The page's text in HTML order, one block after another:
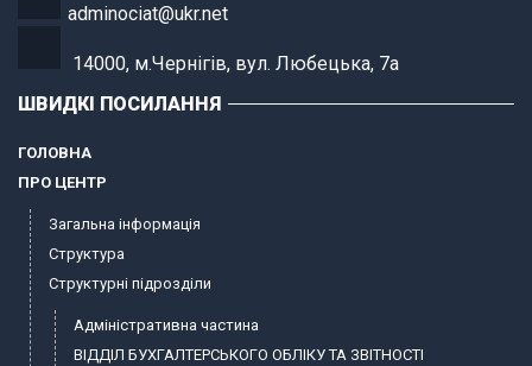
adminociat@ukr.net
14000, м.Чернігів, вул. Любецька, 7а
ШВИДКІ ПОСИЛАННЯ
ГОЛОВНА
ПРО ЦЕНТР
Загальна інформація
Структура
Структурні підрозділи
Адміністративна частина
ВІДДІЛ БУХГАЛТЕРСЬКОГО ОБЛІКУ ТА ЗВІТНОСТІ